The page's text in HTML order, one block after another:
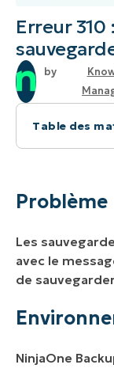
Erreur 310
Table des
Problème
Résolution
Ressources
Problème
Les
avec le
de
NinjaOne